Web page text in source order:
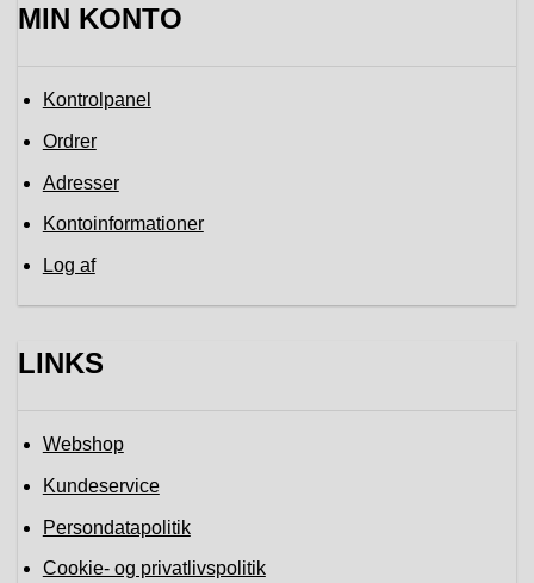
MIN KONTO
Kontrolpanel
Ordrer
Adresser
Kontoinformationer
Log af
LINKS
Webshop
Kundeservice
Persondatapolitik
Cookie- og privatlivspolitik